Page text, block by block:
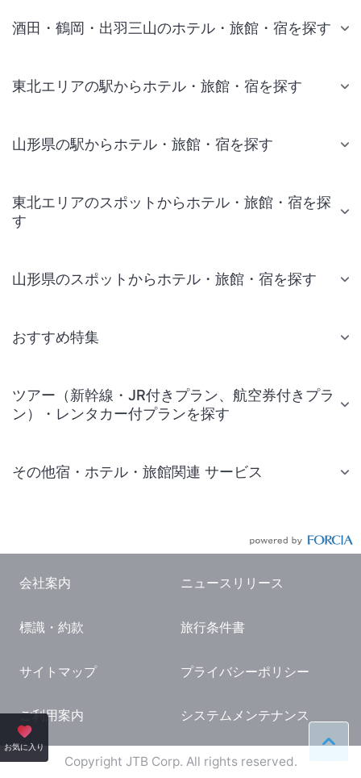
お気に入り ペー
酒田・鶴岡・出羽三山のホテル・旅館・宿を探す
東北エリアの駅からホテル・旅館・宿を探す
山形県の駅からホテル・旅館・宿を探す
東北エリアのスポットからホテル・旅館・宿を探
す
山形県のスポットからホテル・旅館・宿を探す
おすすめ特集
ツアー（新幹線・JR付きプラン、航空券付きプラ
ン）・レンタカー付プランを探す
その他宿・ホテル・旅館関連 サービス
国内観光ガイド
旅行・観光情報
会社案内 ニュースリリース
標識・約款 旅行条件書
サイトマップ プライバシーポリシー
ご利用案内 システムメンテナンス
Copyright JTB Corp. All rights reserved.